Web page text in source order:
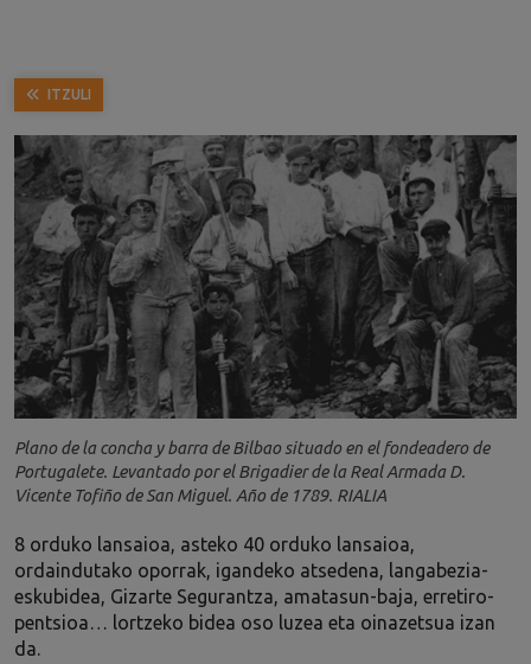
ITZULI
Plano de la concha y barra de Bilbao situado en el fondeadero de
Portugalete. Levantado por el Brigadier de la Real Armada D.
Vicente Tofiño de San Miguel. Año de 1789. RIALIA
8 orduko lansaioa, asteko 40 orduko lansaioa,
ordaindutako oporrak, igandeko atsedena, langabezia-
eskubidea, Gizarte Segurantza, amatasun-baja, erretiro-
pentsioa… lortzeko bidea oso luzea eta oinazetsua izan
da.